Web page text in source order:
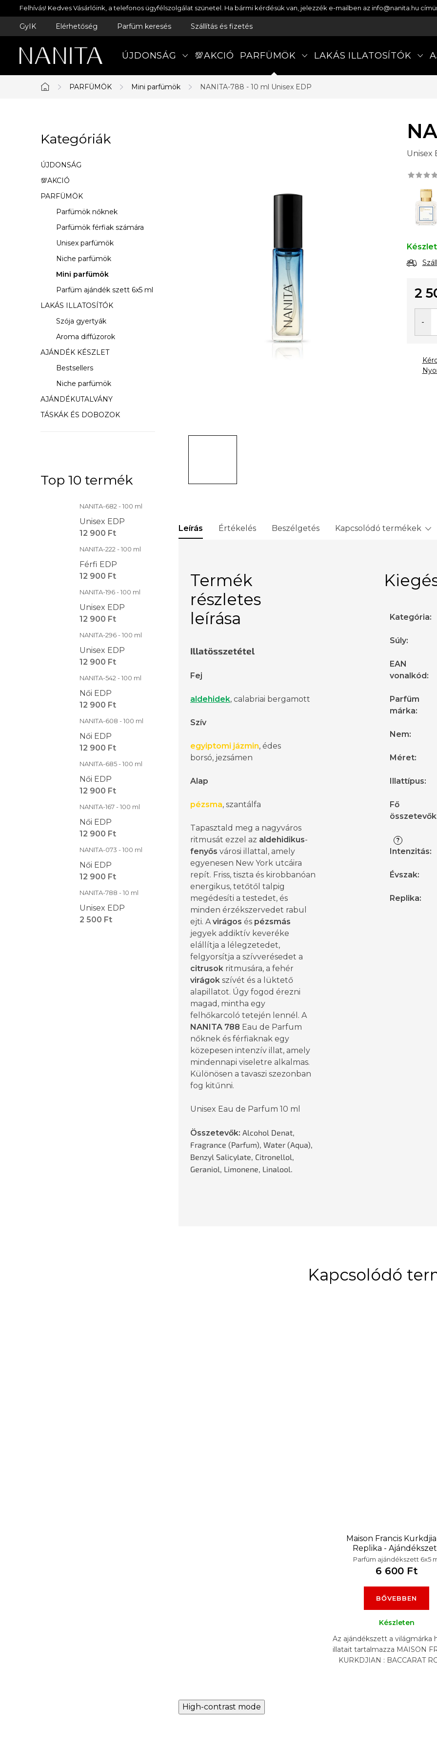
Ugrás
a
Felhívás! Kedves Vásárlóink, a telefonos ügyfélszolgálat szünetel. Ha bármi kérdésük van, jelezzék e-mailben az info@nanita.hu
GyIK Elérhetőség Parfüm keresés Szállítás és fizetés
ÚJDONSÁG 💯AKCIÓ PARFÜMÖK LAKÁS ILLATOSÍTÓK
Kezdőlap
PARFÜMÖK Mini parfümök NANITA-788 - 10 ml Unisex EDP
l
d
a
l
n
Kategóriák
átugrása
Kategóriák
ÚJDONSÁG
💯AKCIÓ
PARFÜMÖK
Parfümök nőknek
Parfümök férfiak számára
Unisex parfümök
Niche parfümök
Mini parfümök
Parfüm ajándék szett 6x5 ml
LAKÁS ILLATOSÍTÓK
Szója gyertyák
Aroma diffúzorok
AJÁNDÉK KÉSZLET
Bestsellers
Niche parfümök
AJÁNDÉKUTALVÁNY
TÁSKÁK ÉS DOBOZOK
Top 10 termék
NANITA-682 - 100 ml
Unisex EDP
12 900 Ft
NANITA-222 - 100 ml
Férfi EDP
12 900 Ft
NANITA-196 - 100 ml
Unisex EDP
12 900 Ft
NANITA-296 - 100 ml
Unisex EDP
12 900 Ft
NANITA-542 - 100 ml
Női EDP
12 900 Ft
NANITA-608 - 100 ml
Női EDP
12 900 Ft
NANITA-685 - 100 ml
Női EDP
12 900 Ft
NANITA-167 - 100 ml
Női EDP
12 900 Ft
NANITA-073 - 100 ml
Női EDP
12 900 Ft
NANITA-788 - 10 ml
Unisex EDP
2 500 Ft
Unisex
2
Leírás Értékelés Beszélgetés Kapcsolódó termékek
Termék
részletes
leírása
Illatösszetétel
Fej
aldehidek, calabriai bergamott
Szív
egyiptomi jázmin, édes
borsó, jezsámen
Alap
pézsma, szantálfa
Tapasztald meg a nagyváros
ritmusát ezzel az aldehidikus-
fenyős városi illattal, amely
egyenesen New York utcáira
repít. Friss, tiszta és kirobbanóan
energikus, tetőtől talpig
megédesíti a testedet, és
minden érzékszervedet rabul
ejti. Avirágos és pézsmás
jegyek addiktív keveréke
elállítja a lélegzetedet,
felgyorsítja a szívverésedet a
citrusok ritmusára, a fehér
virágok szívét és a lüktető
alapillatot. Úgy fogod érezni
magad, mintha egy
felhőkarcoló tetején lennél. A
NANITA 788 Eau de Parfum
nőknek és férfiaknak egy
közepesen intenzív illat, amely
mindennapi viseletre alkalmas.
Különösen a tavaszi szezonban
fog kitűnni.
Unisex Eau de Parfum 10 ml
Összetevők: Alcohol Denat,
Fragrance (Parfum), Water (Aqua),
Benzyl Salicylate, Citronellol,
Geraniol, Limonene, Linalool.
Kategória:
Súly:
EAN
vonalkód :
Parfüm
márka:
Nem:
Méret:
Illattípus:
Fő
összetevők
?
Intenzitás:
Évszak:
Replika:
Kapcsolódó
Maison Francis
Replika -
Parfüm ajándékszett 6x5
6 600 Ft
BŐVEBBEN
Készleten
Az ajándékszett a világmárka
illatait tartalmazza MAISON
KURKDJIAN : BACCARAT
High-contrast mode